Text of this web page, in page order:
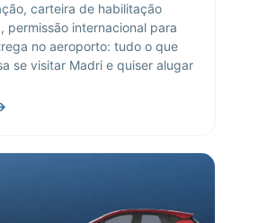
carteira de habilitação
permissão internacional para
no aeroporto: tudo o que
se visitar Madri e quiser alugar